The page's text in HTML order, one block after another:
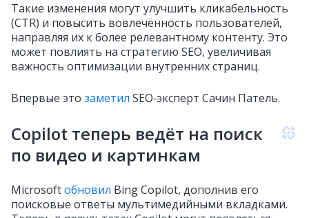
Такие изменения могут улучшить кликабельность
(CTR) и повысить вовлечённость пользователей,
направляя их к более релевантному контенту. Это
может повлиять на стратегию SEO, увеличивая
важность оптимизации внутренних страниц.
Впервые это заметил SEO‑эксперт Сачин Патель.
Copilot теперь ведёт на поиск
по видео и картинкам
Microsoftобновил Bing Copilot, дополнив его
поисковые ответы мультимедийными вкладками.